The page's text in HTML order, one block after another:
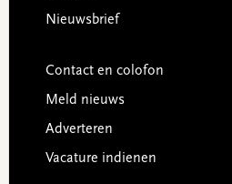
Nieuwsbrief
Contact en colofon
Meld nieuws
Adverteren
Vacature indienen